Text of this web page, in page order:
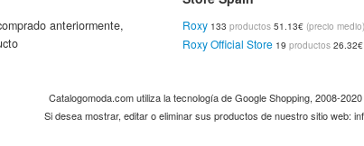
Spain Marca:Roxy
45€
Sujetadores Deportivos Roxy -
anteriormente,
Roxy 133productos 51.13€ (precio medio)
Roxy Official Store 19productos 26.32€
Catalogomoda.com utiliza la tecnología de Google Shopping, 2008-2020
Si desea mostrar, editar o eliminar sus productos de nuestro sitio web: